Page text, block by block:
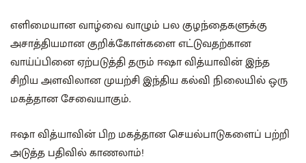
எளிமையான வாழ்வை வாழும் பல குழந்தைகளுக்கு
அசாத்தியமான குறிக்கோள்களை எட்டுவதற்கான
வாய்ப்பினை ஏற்படுத்தி தரும் ஈஷா வித்யாவின் இந்த
சிறிய அளவிலான முயற்சி இந்திய கல்வி நிலையில் ஒரு
மகத்தான சேவையாகும்.
ஈஷா வித்யாவின் பிற மகத்தான செயல்பாடுகளைப் பற்றி
அடுத்த பதிவில் காணலாம்!